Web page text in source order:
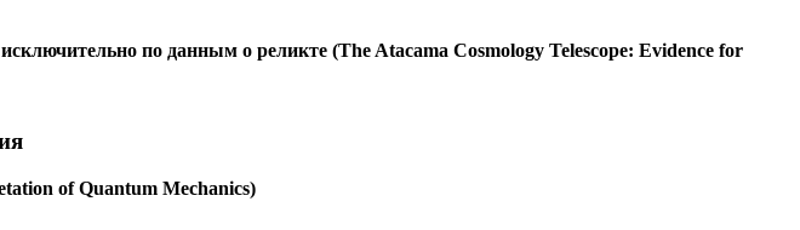
по данным о реликте (The Atacama Cosmology Telescope: Evidence for
of Quantum Mechanics)